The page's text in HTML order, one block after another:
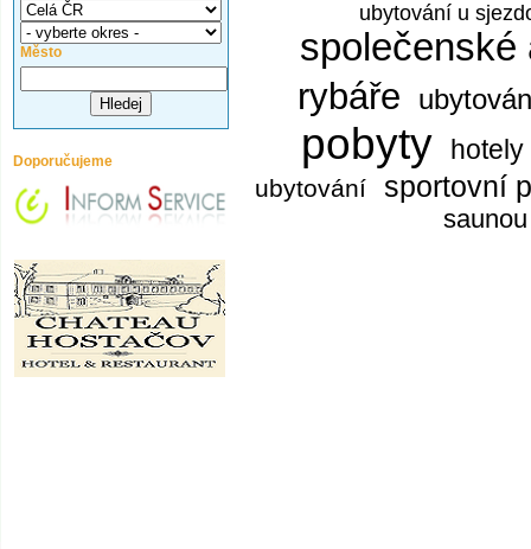
ubytování u
společenské
rybáře
pobyty hotely
ubytování sportovní
saunou
Město
Doporučujeme